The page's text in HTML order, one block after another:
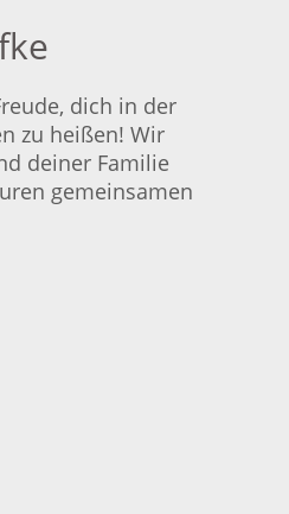
dich in der
zu heißen! Wir
deiner Familie
gemeinsamen